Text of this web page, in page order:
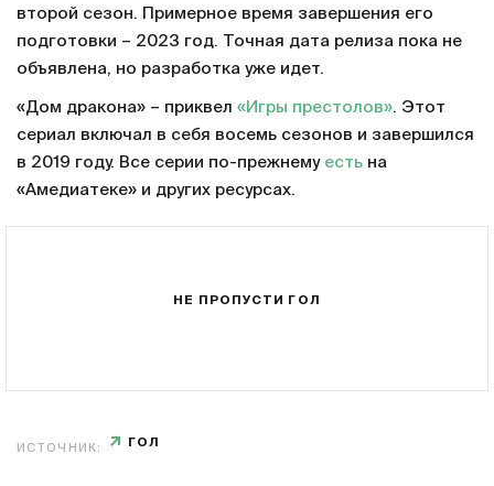
второй сезон. Примерное время завершения его
подготовки – 2023 год. Точная дата релиза пока не
объявлена, но разработка уже идет.
«Дом дракона» – приквел «Игры престолов». Этот
сериал включал в себя восемь сезонов и завершился
в 2019 году. Все серии по-прежнему есть на
«Амедиатеке» и других ресурсах.
НЕ ПРОПУСТИ ГОЛ
ИСТОЧНИК: ГОЛ